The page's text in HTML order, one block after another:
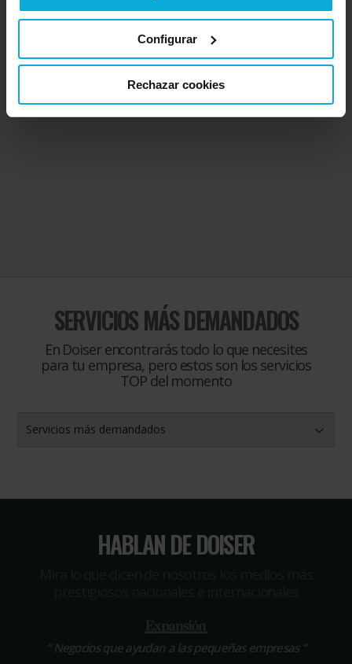
Configurar
Rechazar cookies
SERVICIOS MÁS DEMANDADOS
En Doiser encontrarás todo lo que necesites
para tu empresa, pero estos son los servicios
TOP del momento
Servicios más demandados
HABLAN DE DOISER
“Negocios que ayudan a las pequeñas empresas “